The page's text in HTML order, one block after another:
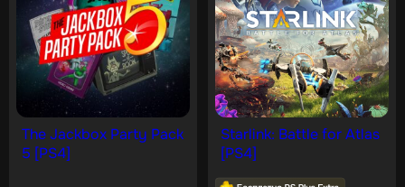
The Jackbox Party Pack
5 [PS4]
Starlink: Battle for Atlas
[PS4]